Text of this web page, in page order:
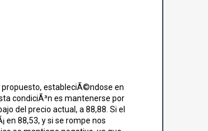
propuesto, estableciÃ©ndose en
condiciÃ³n es mantenerse por
del precio actual, a 88,88. Si el
en 88,53, y si se rompe nos